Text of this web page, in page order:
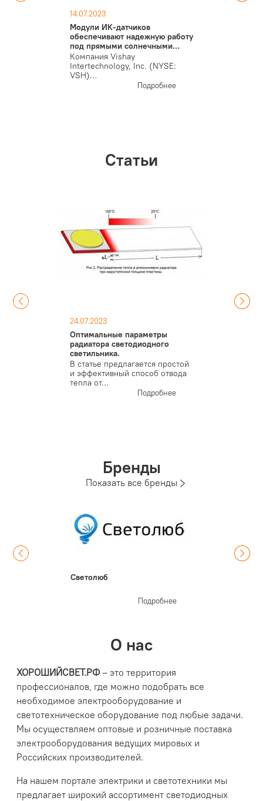
14.07.2023
Модули ИК-датчиков
обеспечивают надежную работу
под прямыми солнечными…
Компания Vishay
Intertechnology, Inc. (NYSE:
VSH)…
Подробнее
Статьи
24.07.2023
Оптимальные параметры
радиатора светодиодного
светильника.
В статье предлагается простой
и эффективный способ отвода
тепла от…
Подробнее
Бренды
Показать все бренды
Светолюб
Подробнее
О нас
ХОРОШИЙСВЕТ.РФ– это территория
профессионалов, где можно подобрать все
необходимое электрооборудование и
светотехническое оборудование под любые задачи.
Мы осуществляем оптовые и розничные поставка
электрооборудования ведущих мировых и
Российских производителей.
На нашем портале электрики и светотехники мы
предлагает широкий ассортимент светодиодных